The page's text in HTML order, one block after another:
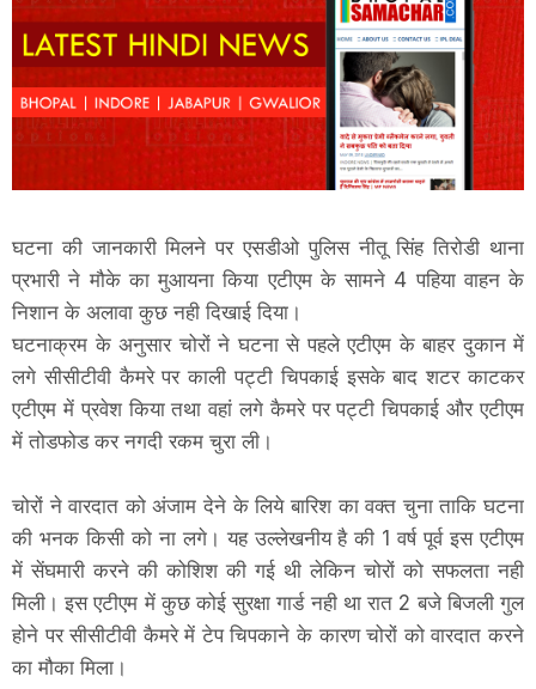
घटना की जानकारी मिलने पर एसडीओ पुलिस नीतू सिंह तिरोडी थाना
प्रभारी ने मौके का मुआयना किया एटीएम के सामने 4 पहिया वाहन के
निशान के अलावा कुछ नही दिखाई दिया।
घटनाक्रम के अनुसार चोरों ने घटना से पहले एटीएम के बाहर दुकान में
लगे सीसीटीवी कैमरे पर काली पट्टी चिपकाई इसके बाद शटर काटकर
एटीएम में प्रवेश किया तथा वहां लगे कैमरे पर पट्टी चिपकाई और एटीएम
में तोडफोड कर नगदी रकम चुरा ली।
चोरों ने वारदात को अंजाम देने के लिये बारिश का वक्त चुना ताकि घटना
की भनक किसी को ना लगे। यह उल्लेखनीय है की 1 वर्ष पूर्व इस एटीएम
में सेंघमारी करने की कोशिश की गई थी लेकिन चोरों को सफलता नही
मिली। इस एटीएम में कुछ कोई सुरक्षा गार्ड नही था रात 2 बजे बिजली गुल
होने पर सीसीटीवी कैमरे में टेप चिपकाने के कारण चोरों को वारदात करने
का मौका मिला।